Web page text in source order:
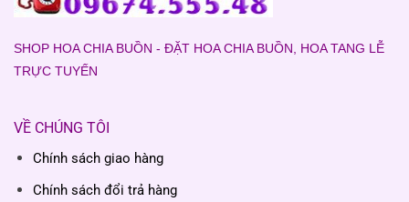
SHOP HOA CHIA BUỒN - ĐẶT HOA CHIA BUỒN, HOA TANG LỄ
TRỰC TUYẾN
VỀ CHÚNG TÔI
Chính sách giao hàng
Chính sách đổi trả hàng